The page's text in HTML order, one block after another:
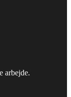
arbejde.